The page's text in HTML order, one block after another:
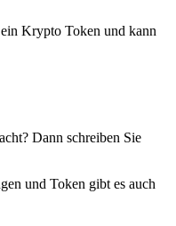
Krypto Token und kann
Dann schreiben Sie
und Token gibt es auch